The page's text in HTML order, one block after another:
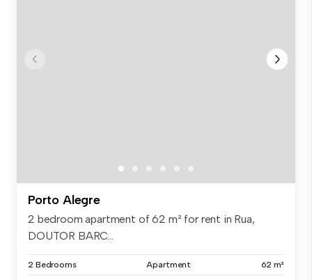
Porto Alegre
2 bedroom apartment of 62 m² for rent in Rua,
DOUTOR BARC...
2 Bedrooms Apartment 62 m²